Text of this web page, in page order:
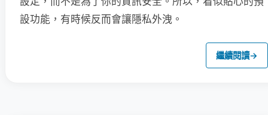
設功能，有時候反而會讓隱私外洩。
繼續閱讀→